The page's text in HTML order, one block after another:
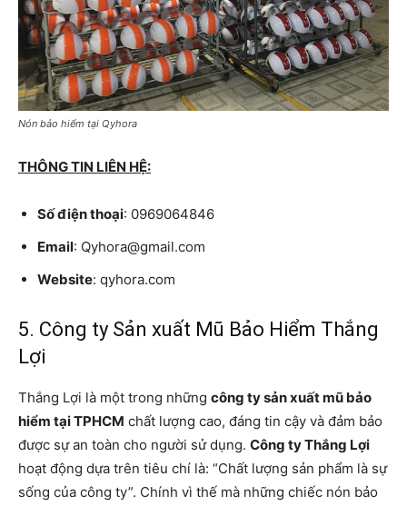
Nón bảo hiểm tại Qyhora
THÔNG TIN LIÊN HỆ:
Số điện thoại: 0969064846
Email: Qyhora@gmail.com
Website: qyhora.com
5. Công ty Sản xuất Mũ Bảo Hiểm Thắng
Lợi
Thắng Lợi là một trong những công ty sản xuất mũ bảo
hiểm tại TPHCM chất lượng cao, đáng tin cậy và đảm bảo
được sự an toàn cho người sử dụng. Công ty Thắng Lợi
hoạt động dựa trên tiêu chí là: “Chất lượng sản phẩm là sự
sống của công ty”. Chính vì thế mà những chiếc nón bảo